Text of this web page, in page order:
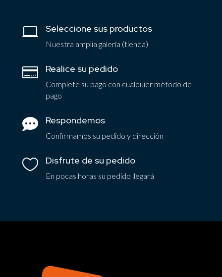
 Seleccione sus productos
Nuestra amplia galería (tienda)
 Realice su pedido
Complete su pago con cualquier método de
pago
 Respondemos
Confirmamos su pedido y dirección
 Disfrute de su pedido
En pocas horas su pedido llegará